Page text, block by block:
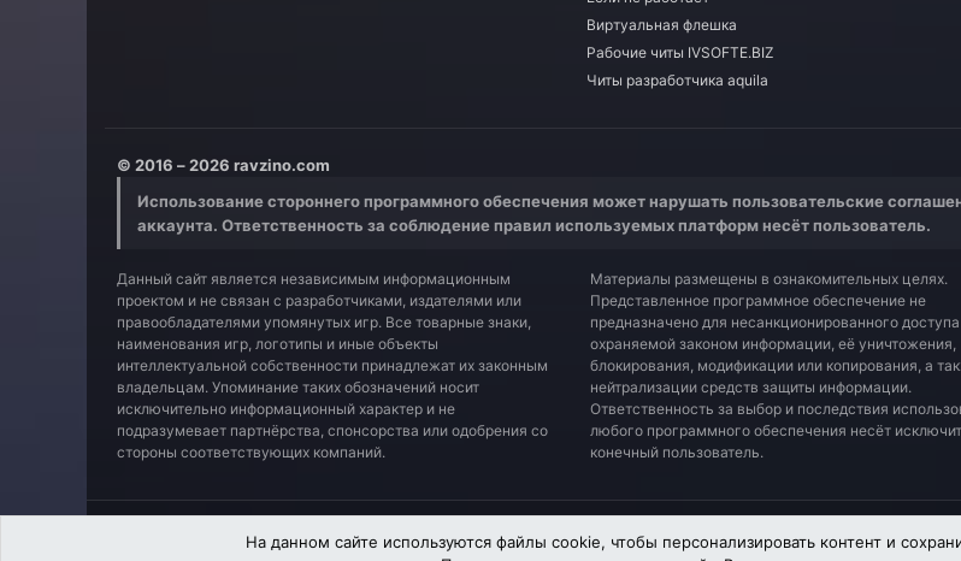
Виртуальная флешка
Рабочие читы IVSOFTE.BIZ
Читы разработчика aquila
© 2016 – 2026 ravzino.com
Использование стороннего программного обеспечения может нарушать пользовательские
аккаунта. Ответственность за соблюдение правил используемых платформ несёт пользователь.
Данный сайт является независимым информационным
проектом и не связан с разработчиками, издателями или
правообладателями упомянутых игр. Все товарные знаки,
наименования игр, логотипы и иные объекты
интеллектуальной собственности принадлежат их законным
владельцам. Упоминание таких обозначений носит
исключительно информационный характер и не
подразумевает партнёрства, спонсорства или одобрения со
стороны соответствующих компаний.
Материалы размещены в ознакомительных целях.
Представленное программное обеспечение не
предназначено для несанкционированного доступа
охраняемой законом информации, её уничтожения,
блокирования, модификации или копирования, а
нейтрализации средств защиты информации.
Ответственность за выбор и последствия
любого программного обеспечения несёт
конечный пользователь.
Russian (RU) Обратная связь
На данном сайте используются файлы cookie, чтобы персонализировать контент и